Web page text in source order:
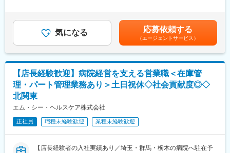
（1）病院内の物流管理（SPD）
・医療材料や医薬品の調達代行
└材料の仕分けや納品作業はパートさんが担当しております。そ
のため、パートさんの業務サポートやシフト調整も行います。
※医療材料とは？：注射やガーゼなど病院で使用される材料
医療材料の価格は、地域や病院の間で大きなばらつきがため、当
くまでも目安の金額であり、選考を通じて上下する可能性があり
ます。月給(月額)は固定手当を含めた表記です。
気になる 応募依頼する
（エージェントサービス）
【店長経験歓迎】病院経営を支える営業職＜在庫管
理・パート管理業務あり＞土日祝休◇社会貢献度◎◇
北関東
エム・シー・ヘルスケア株式会社
正社員 職種未経験歓迎 業種未経験歓迎
【店長経験者の入社実績あり／埼玉・群馬・栃木の病院へ駐在予